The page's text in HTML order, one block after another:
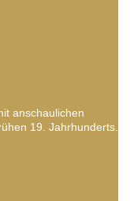
anschaulichen
19. Jahrhunderts.